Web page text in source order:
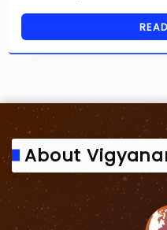
About